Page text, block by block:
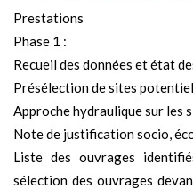
Prestations
Phase 1 :
Recueil des données et état
Présélection de sites
Approche hydraulique sur les
Note de justification socio,
Liste des ouvrages
sélection des ouvrages